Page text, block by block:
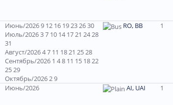
Июнь/2026 9 12 16 19 23 26 30
Июль/2026 3 7 10 14 17 21 24 28
31
Август/2026 4 7 11 18 21 25 28
Сентябрь/2026 1 4 8 11 15 18 22
25 29
Октябрь/2026 2 9
RO, BB 1
Июнь/2026 AI, UAI 1